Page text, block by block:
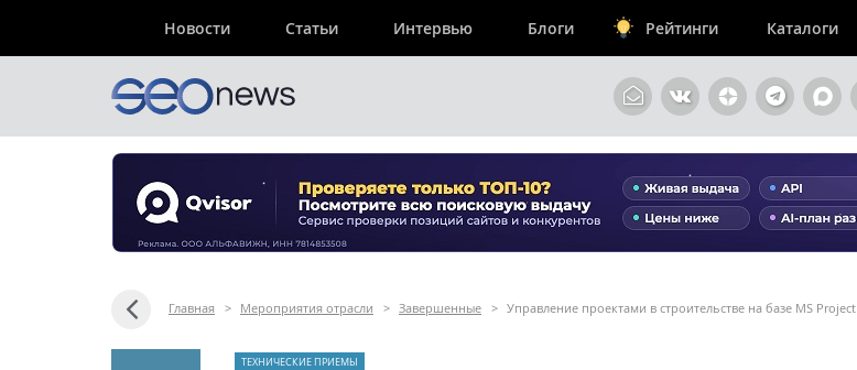
Новости Статьи Интервью Блоги Рейтинги Каталоги
Главная > Мероприятия отрасли > Завершенные > Управление проектами в строительстве на базе MS Project
ТЕХНИЧЕСКИЕ ПРИЕМЫ